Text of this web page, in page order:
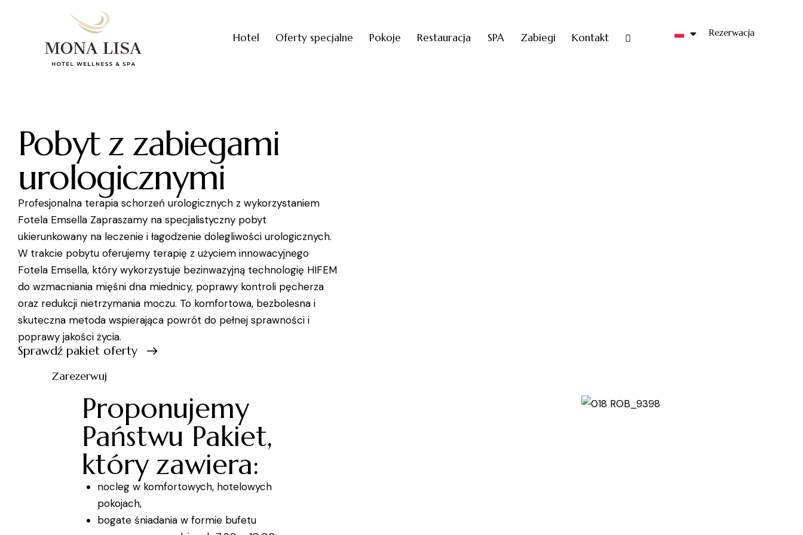
Hotel Oferty specjalne Pokoje Restauracja SPA Zabiegi Kontakt Rezerwacja
Pobyt z zabiegami
urologicznymi
Profesjonalna terapia schorzeń urologicznych z wykorzystaniem
Fotela Emsella Zapraszamy na specjalistyczny pobyt
ukierunkowany na leczenie i łagodzenie dolegliwości urologicznych.
W trakcie pobytu oferujemy terapię z użyciem innowacyjnego
Fotela Emsella, który wykorzystuje bezinwazyjną technologię HIFEM
do wzmacniania mięśni dna miednicy, poprawy kontroli pęcherza
oraz redukcji nietrzymania moczu. To komfortowa, bezbolesna i
skuteczna metoda wspierająca powrót do pełnej sprawności i
poprawy jakości życia.
Sprawdź pakiet oferty
Zarezerwuj
Proponujemy
Państwu Pakiet,
który zawiera:
nocleg w komfortowych, hotelowych
pokojach,
bogate śniadania w formie bufetu